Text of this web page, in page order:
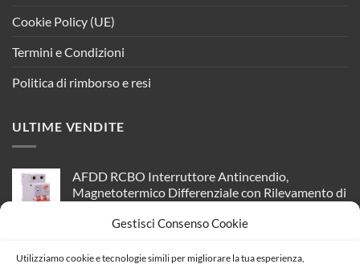
Gestisci Consenso Cookie
Utilizziamo cookie e tecnologie simili per migliorare la tua esperienza,
Cookie Policy (UE)
Termini e Condizioni
Politica di rimborso e resi
ULTIME VENDITE
AFDD RCBO Interruttore Antincendio,
Magnetotermico Differenziale con Rilevamento di
30mA, AC 220V Doppia Leva GYR9NE-ARC
89,64€ Il
79,39€Il